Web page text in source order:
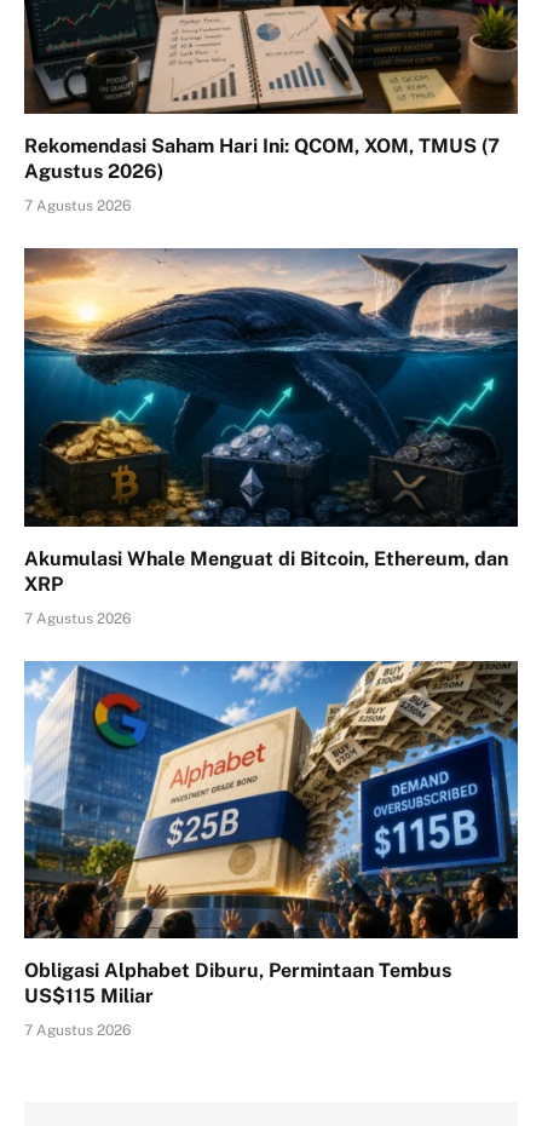
Rekomendasi Saham Hari Ini: QCOM, XOM, TMUS (7
Agustus 2026)
7 Agustus 2026
Akumulasi Whale Menguat di Bitcoin, Ethereum, dan
XRP
7 Agustus 2026
Obligasi Alphabet Diburu, Permintaan Tembus
US$115 Miliar
7 Agustus 2026